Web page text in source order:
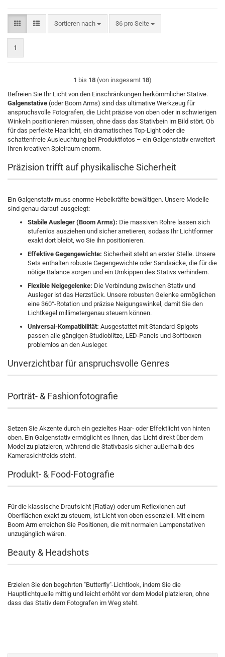
Sortieren nach
Sortieren nach 36 pro Seite
pro Seite
1
1 bis 18 (von insgesamt 18)
Befreien Sie Ihr Licht von den Einschränkungen herkömmlicher Stative.
Galgenstative (oder Boom Arms) sind das ultimative Werkzeug für
anspruchsvolle Fotografen, die Licht präzise von oben oder in schwierigen
Winkeln positionieren müssen, ohne dass das Stativbein im Bild stört. Ob
für das perfekte Haarlicht, ein dramatisches Top-Light oder die
schattenfreie Ausleuchtung bei Produktfotos – ein Galgenstativ erweitert
Ihren kreativen Spielraum enorm.
Präzision trifft auf physikalische Sicherheit
Ein Galgenstativ muss enorme Hebelkräfte bewältigen. Unsere Modelle
sind genau darauf ausgelegt:
Stabile Ausleger (Boom Arms): Die massiven Rohre lassen sich
stufenlos ausziehen und sicher arretieren, sodass Ihr Lichtformer
exakt dort bleibt, wo Sie ihn positionieren.
Effektive Gegengewichte: Sicherheit steht an erster Stelle. Unsere
Sets enthalten robuste Gegengewichte oder Sandsäcke, die für die
nötige Balance sorgen und ein Umkippen des Stativs verhindern.
Flexible Neigegelenke: Die Verbindung zwischen Stativ und
Ausleger ist das Herzstück. Unsere robusten Gelenke ermöglichen
eine 360°-Rotation und präzise Neigungswinkel, damit Sie den
Lichtkegel millimetergenau steuern können.
Universal-Kompatibilität: Ausgestattet mit Standard-Spigots
passen alle gängigen Studioblitze, LED-Panels und Softboxen
problemlos an den Ausleger.
Unverzichtbar für anspruchsvolle Genres
Porträt- & Fashionfotografie
Setzen Sie Akzente durch ein gezieltes Haar- oder Effektlicht von hinten
oben. Ein Galgenstativ ermöglicht es Ihnen, das Licht direkt über dem
Model zu platzieren, während die Stativbasis sicher außerhalb des
Kamerasichtfelds steht.
Produkt- & Food-Fotografie
Für die klassische Draufsicht (Flatlay) oder um Reflexionen auf
Oberflächen exakt zu steuern, ist Licht von oben essenziell. Mit einem
Boom Arm erreichen Sie Positionen, die mit normalen Lampenstativen
unzugänglich wären.
Beauty & Headshots
Erzielen Sie den begehrten "Butterfly"-Lichtlook, indem Sie die
Hauptlichtquelle mittig und leicht erhöht vor dem Model platzieren, ohne
dass das Stativ dem Fotografen im Weg steht.